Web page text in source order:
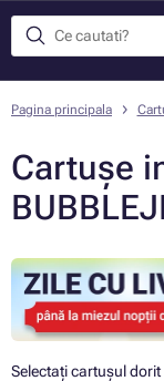
Pagina principala
Cartușe
Selectați cartușul